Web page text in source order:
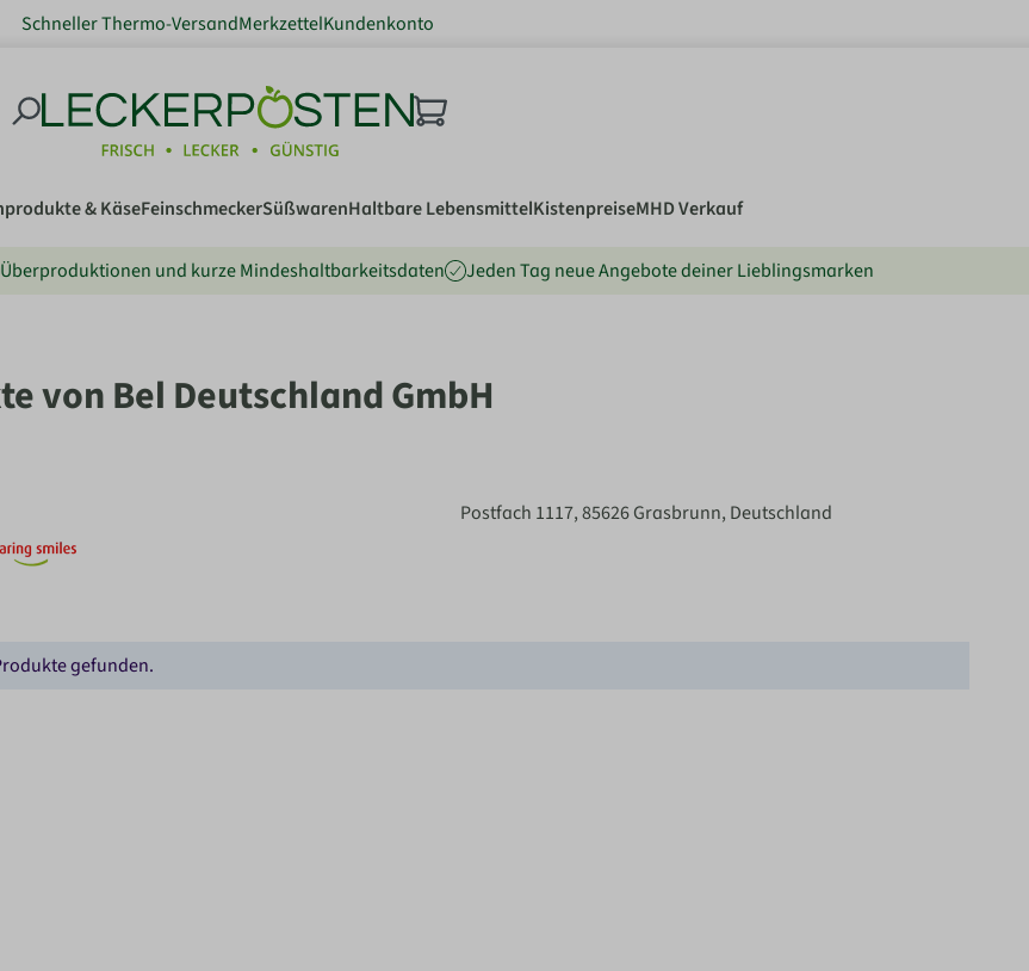
Schneller Thermo-VersandMerkzettelKundenkonto
& KäseFeinschmeckerSüßwarenHaltbare LebensmittelKistenpreiseMHD Verkauf
Überproduktionen und kurze Mindeshaltbarkeitsdaten Jeden Tag neue Angebote deiner Lieblingsmarken
von Bel Deutschland GmbH
Postfach 1117, 85626 Grasbrunn, Deutschland
gefunden.